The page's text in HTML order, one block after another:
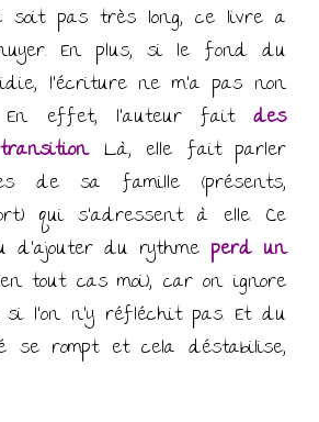
soit pas très long, ce livre a
En plus, si le fond du
l’écriture ne m’a pas non
En effet, l’auteur fait des
. Là, elle fait parler
de sa famille (présents,
qui s’adressent à elle. Ce
d’ajouter du rythme perd un
tout cas moi), car on ignore
l’on n’y réfléchit pas. Et du
se rompt et cela déstabilise,